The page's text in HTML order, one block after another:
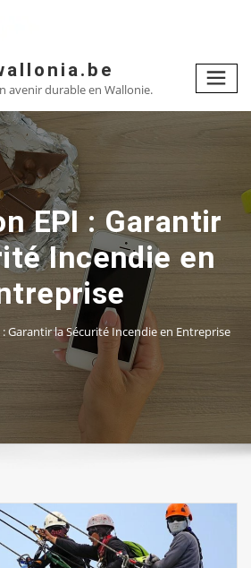
avenir durable en Wallonie.
EPI : Garantir
Incendie en
Garantir la Sécurité Incendie en Entreprise